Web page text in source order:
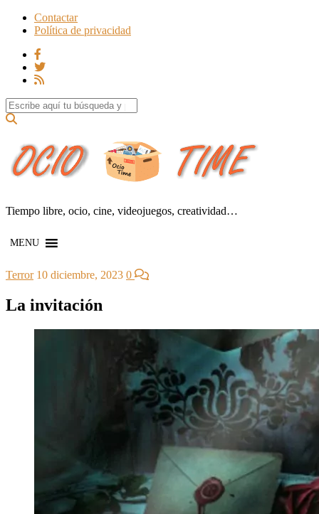
Contactar
Política de privacidad
Search for:
Tiempo libre, ocio, cine, videojuegos, creatividad…
MENU
Terror 10 diciembre, 2023 0
La invitación